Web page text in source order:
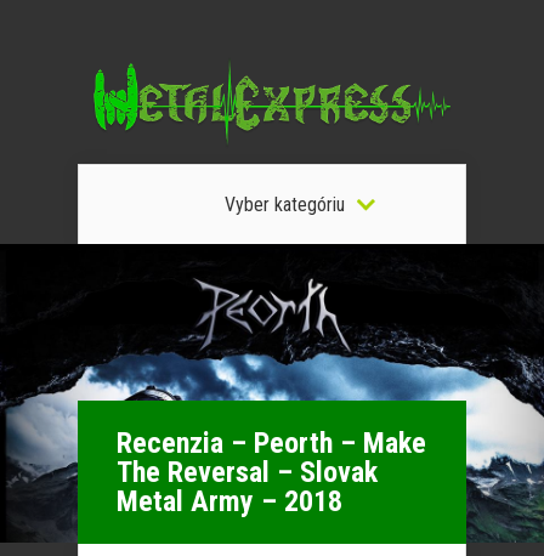
Vyber kategóriu
Recenzia – Peorth – Make
The Reversal – Slovak
Metal Army – 2018